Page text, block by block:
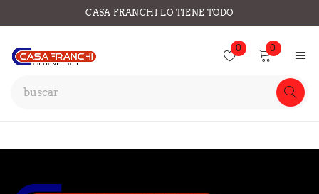
CASA FRANCHI LO TIENE TODO
0 0